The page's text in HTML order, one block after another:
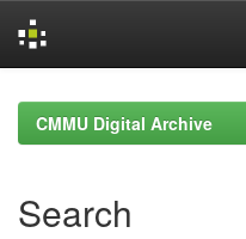
navigationCMMU Digital Archive
Search